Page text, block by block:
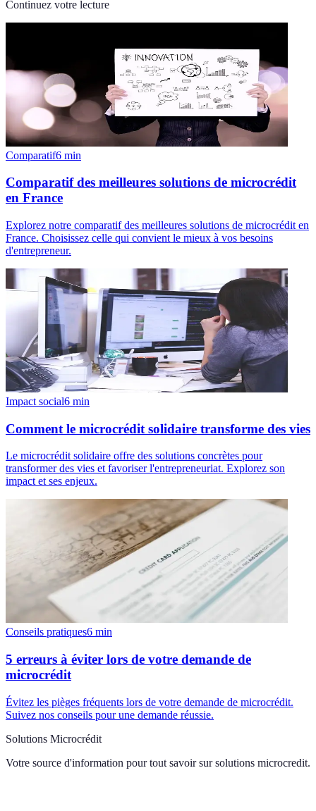
Continuez votre lecture
Comparatif6 min
Comparatif des meilleures solutions de microcrédit
en France
Explorez notre comparatif des meilleures solutions de microcrédit en
France. Choisissez celle qui convient le mieux à vos besoins
d'entrepreneur.
Impact social6 min
Comment le microcrédit solidaire transforme des vies
Le microcrédit solidaire offre des solutions concrètes pour
transformer des vies et favoriser l'entrepreneuriat. Explorez son
impact et ses enjeux.
Conseils pratiques6 min
5 erreurs à éviter lors de votre demande de
microcrédit
Évitez les pièges fréquents lors de votre demande de microcrédit.
Suivez nos conseils pour une demande réussie.
Solutions Microcrédit
Votre source d'information pour tout savoir sur solutions microcredit.